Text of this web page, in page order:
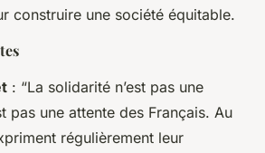
construire une société équitable.
: “La solidarité n’est pas une
pas une attente des Français. Au
régulièrement leur